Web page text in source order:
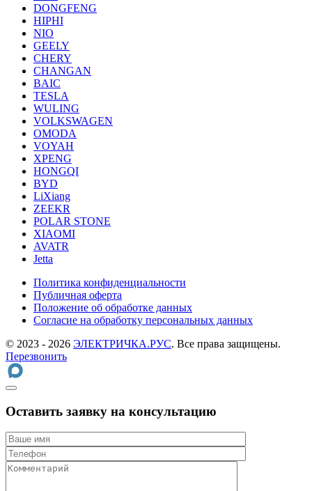
DONGFENG
HIPHI
NIO
GEELY
CHERY
CHANGAN
BAIC
TESLA
WULING
VOLKSWAGEN
OMODA
VOYAH
XPENG
HONGQI
BYD
LiXiang
ZEEKR
POLAR STONE
XIAOMI
AVATR
Jetta
Политика конфиденциальности
Публичная оферта
Положение об обработке данных
Cогласие на обработку персональных данных
© 2023 - 2026 ЭЛЕКТРИЧКА.РУС. Все права защищены.
Перезвонить
Оставить заявку на консультацию